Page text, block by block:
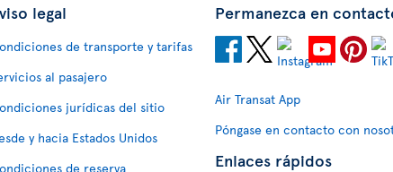
legal
de transporte y tarifas
al pasajero
jurídicas del sitio
y hacia Estados Unidos
de reserva
Permanezca en
Air Transat App
Póngase en contacto con
Enlaces rápidos